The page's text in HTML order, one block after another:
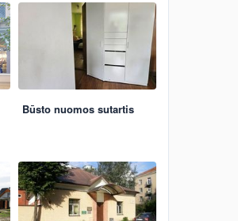
Būsto nuomos sutartis